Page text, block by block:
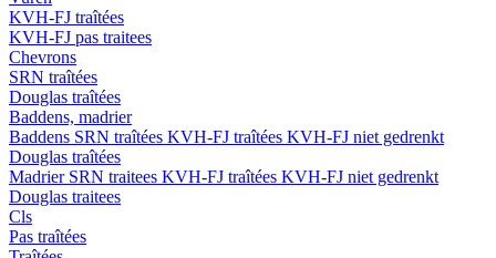
KVH-FJ traîtées
KVH-FJ pas traitees
Chevrons
SRN traîtées
Douglas traîtées
Baddens, madrier
Baddens SRN traîtées KVH-FJ traîtées KVH-FJ niet gedrenkt
Douglas traîtées
Madrier SRN traitees KVH-FJ traîtées KVH-FJ niet gedrenkt
Douglas traitees
Cls
Pas traîtées